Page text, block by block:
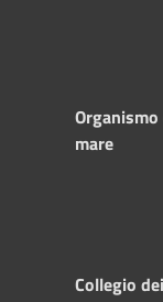
mare
Collegio